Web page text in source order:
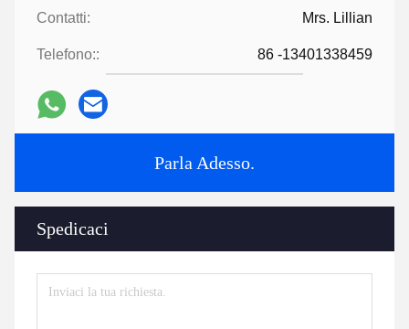
Contatti: Mrs. Lillian
Telefono:: 86 -13401338459
Parla Adesso.
Spedicaci